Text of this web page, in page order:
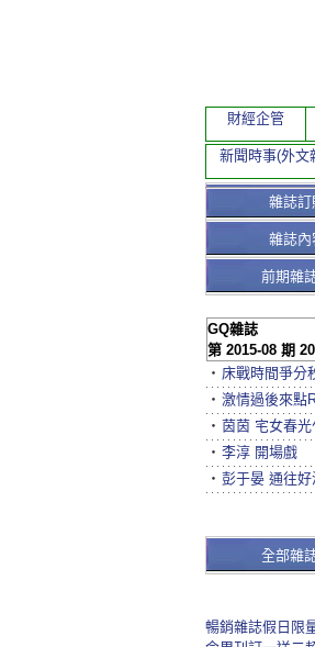
雜誌訂
雜誌內
前期雜
GQ雜誌
第 2015-08 期
‧ 床戰時間爭分
‧ 激情過後來點
‧ 茵茵 宅女春光
‧ 李淳 開場戲
‧ 彭于晏 通往
全部雜
暢銷雜誌假日限
財經企管
新聞時事(外文